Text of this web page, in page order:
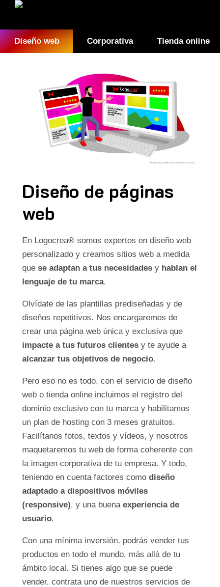
Diseño web Corporativa Tienda online
Diseño de páginas
web
En Logocrea® somos expertos en diseño web
personalizado y creamos sitios web a medida
que se adaptan a tus necesidadesy hablan el
lenguaje de tu marca.
Olvídate de las plantillas prediseñadas y de
diseños repetitivos. Nos encargaremos de
crear una página web única y exclusiva que
impacte a tus futuros clientes y te ayude a
alcanzar tus objetivos de negocio.
Pero eso no es todo, con el servicio de diseño
web o tienda online incluimos el registro del
dominio exclusivo con tu marca y habilitamos
un plan de hosting con 3 meses gratuitos.
Facilítanos fotos, textos y vídeos, y nosotros
maquetaremos tu web de forma coherente con
la imagen corporativa de tu empresa. Y todo,
teniendo en cuenta factores como diseño
adaptado a dispositivos móviles
(responsive), y una buena experiencia de
usuario.
Con una mínima inversión, podrás vender tus
productos en todo el mundo, más allá de tu
ámbito local. Si tienes algo que se puede
vender, contrata uno de nuestros servicios de